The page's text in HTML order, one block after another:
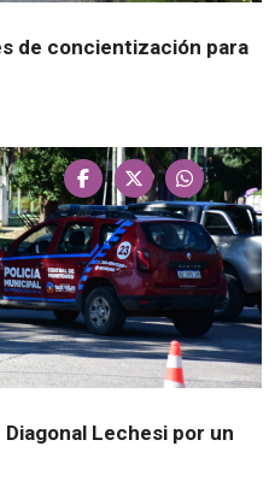
de concientización para
Lechesi por un